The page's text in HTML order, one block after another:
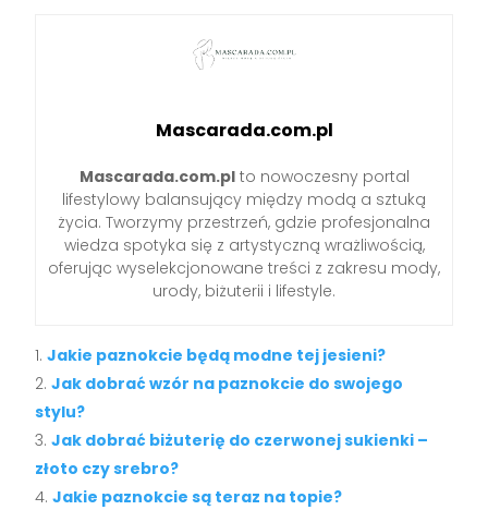
Mascarada.com.pl
Mascarada.com.plto nowoczesny portal
lifestylowy balansujący między modą a sztuką
życia. Tworzymy przestrzeń, gdzie profesjonalna
wiedza spotyka się z artystyczną wrażliwością,
oferując wyselekcjonowane treści z zakresu mody,
urody, biżuterii i lifestyle.
Jakie paznokcie będą modne tej jesieni?
Jak dobrać wzór na paznokcie do swojego
stylu?
Jak dobrać biżuterię do czerwonej sukienki –
złoto czy srebro?
Jakie paznokcie są teraz na topie?